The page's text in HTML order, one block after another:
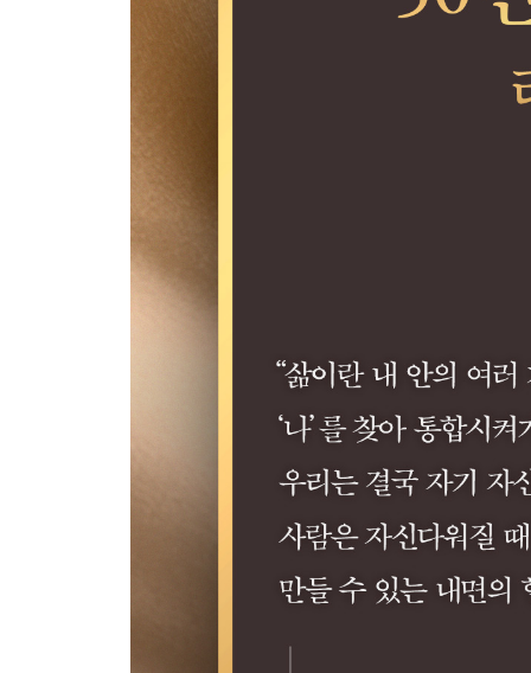
35. 토성 리턴 ?
37. 부자가 되기 어려운 세상 ?
39. 진정한 나 자신의 목소리를 듣다 ?
40. 새로운 길이 나타나다